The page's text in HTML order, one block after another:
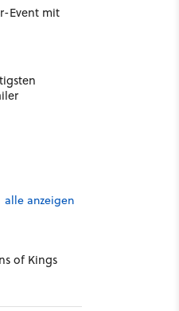
Event mit
alle anzeigen
of Kings